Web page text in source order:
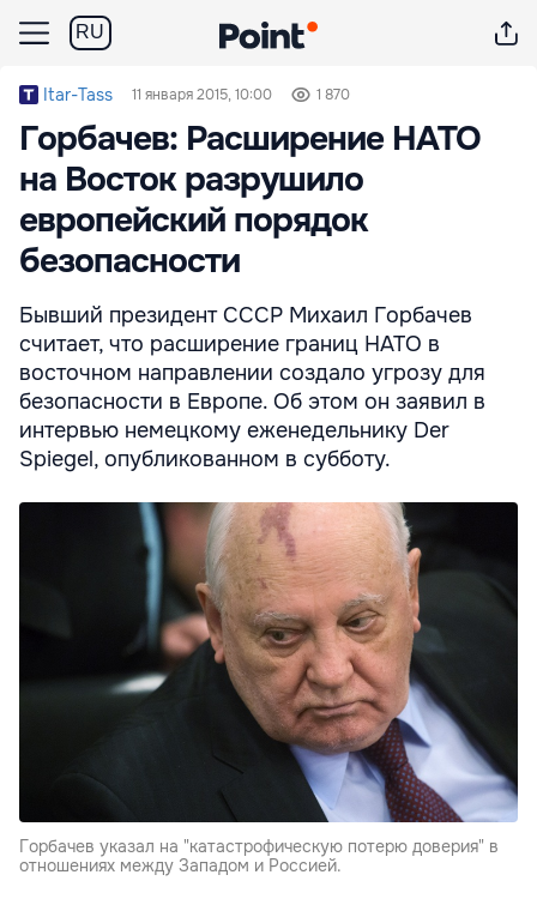
RU
Itar-Tass 11 января 2015, 10:00 1 870
Горбачев: Расширение НАТО
на Восток разрушило
европейский порядок
безопасности
Бывший президент СССР Михаил Горбачев
считает, что расширение границ НАТО в
восточном направлении создало угрозу для
безопасности в Европе. Об этом он заявил в
интервью немецкому еженедельнику Der
Spiegel, опубликованном в субботу.
Горбачев указал на "катастрофическую потерю доверия" в
отношениях между Западом и Россией.